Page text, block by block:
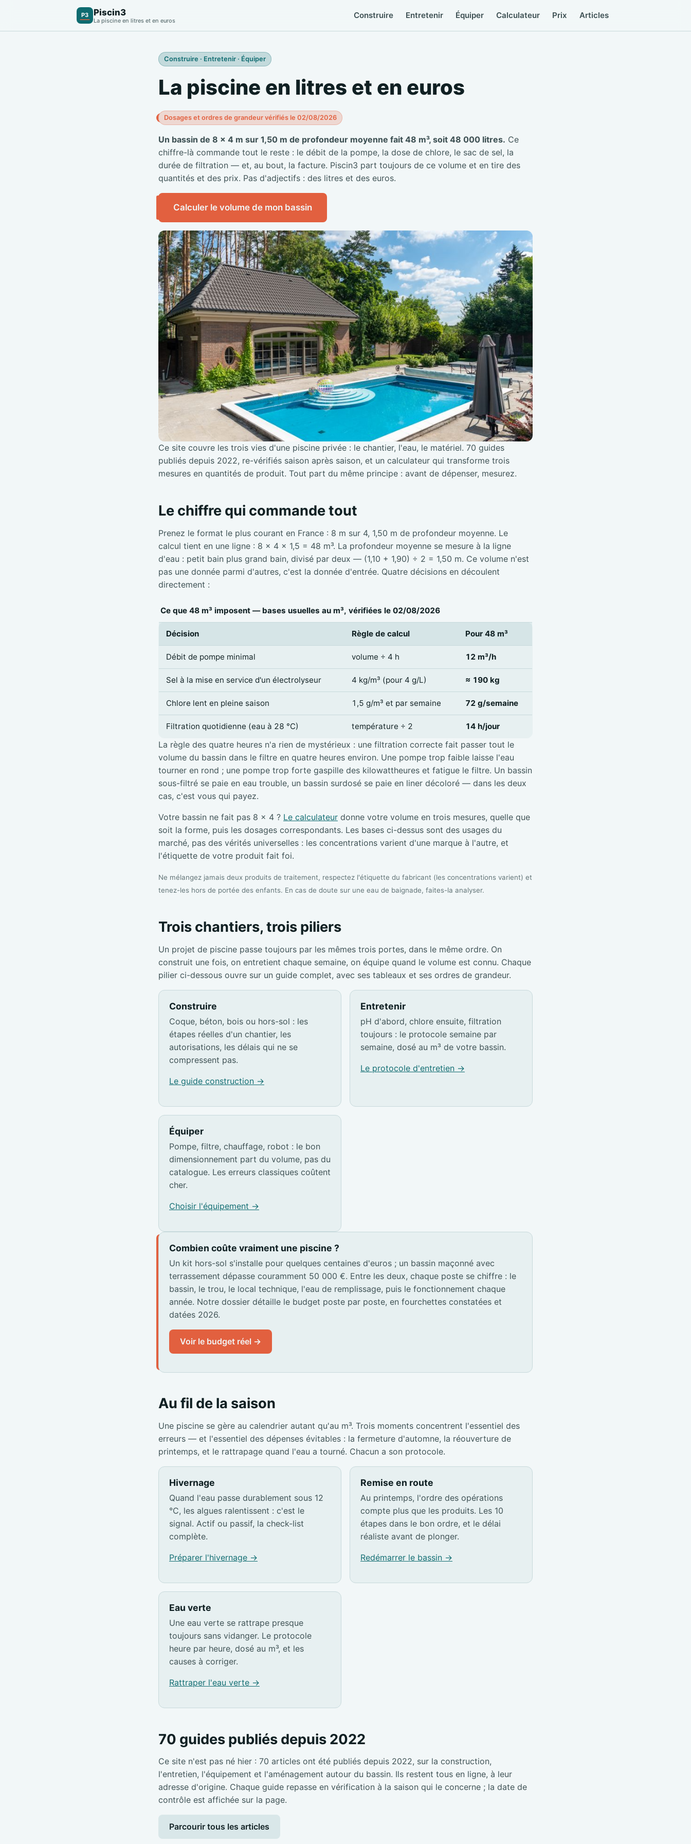
P3 Piscin3
La piscine en litres et en euros
Construire Entretenir Équiper Calculateur Prix Articles
Construire · Entretenir · Équiper
La piscine en litres et en euros
Dosages et ordres de grandeur vérifiés le 02/08/2026
Un bassin de 8 × 4 m sur 1,50 m de profondeur moyenne fait 48 m³, soit 48 000 litres. Ce
chiffre-là commande tout le reste : le débit de la pompe, la dose de chlore, le sac de sel, la
durée de filtration — et, au bout, la facture. Piscin3 part toujours de ce volume et en tire des
quantités et des prix. Pas d'adjectifs : des litres et des euros.
Calculer le volume de mon bassin
Ce site couvre les trois vies d'une piscine privée : le chantier, l'eau, le matériel. 70 guides
publiés depuis 2022, re-vérifiés saison après saison, et un calculateur qui transforme trois
mesures en quantités de produit. Tout part du même principe : avant de dépenser, mesurez.
Le chiffre qui commande tout
Prenez le format le plus courant en France : 8 m sur 4, 1,50 m de profondeur moyenne. Le
calcul tient en une ligne : 8 × 4 × 1,5 = 48 m³. La profondeur moyenne se mesure à la ligne
d'eau : petit bain plus grand bain, divisé par deux — (1,10 + 1,90) ÷ 2 = 1,50 m. Ce volume n'est
pas une donnée parmi d'autres, c'est la donnée d'entrée. Quatre décisions en découlent
directement :
Ce que 48 m³ imposent — bases usuelles au m³, vérifiées le 02/08/2026
Décision Règle de calcul Pour 48 m³
Débit de pompe minimal volume ÷ 4 h 12 m³/h
Sel à la mise en service d'un électrolyseur 4 kg/m³ (pour 4 g/L) ≈ 190 kg
Chlore lent en pleine saison 1,5 g/m³ et par semaine 72 g/semaine
Filtration quotidienne (eau à 28 °C) température ÷ 2 14 h/jour
La règle des quatre heures n'a rien de mystérieux : une filtration correcte fait passer tout le
volume du bassin dans le filtre en quatre heures environ. Une pompe trop faible laisse l'eau
tourner en rond ; une pompe trop forte gaspille des kilowattheures et fatigue le filtre. Un bassin
sous-filtré se paie en eau trouble, un bassin surdosé se paie en liner décoloré — dans les deux
cas, c'est vous qui payez.
Votre bassin ne fait pas 8 × 4 ? Le calculateur donne votre volume en trois mesures, quelle que
soit la forme, puis les dosages correspondants. Les bases ci-dessus sont des usages du
marché, pas des vérités universelles : les concentrations varient d'une marque à l'autre, et
l'étiquette de votre produit fait foi.
Ne mélangez jamais deux produits de traitement, respectez l'étiquette du fabricant (les concentrations varient) et
tenez-les hors de portée des enfants. En cas de doute sur une eau de baignade, faites-la analyser.
Trois chantiers, trois piliers
Un projet de piscine passe toujours par les mêmes trois portes, dans le même ordre. On
construit une fois, on entretient chaque semaine, on équipe quand le volume est connu. Chaque
pilier ci-dessous ouvre sur un guide complet, avec ses tableaux et ses ordres de grandeur.
Construire
Coque, béton, bois ou hors-sol : les
étapes réelles d'un chantier, les
autorisations, les délais qui ne se
compressent pas.
Le guide construction →
Entretenir
pH d'abord, chlore ensuite, filtration
toujours : le protocole semaine par
semaine, dosé au m³ de votre bassin.
Le protocole d'entretien →
Équiper
Pompe, filtre, chauffage, robot : le bon
dimensionnement part du volume, pas du
catalogue. Les erreurs classiques coûtent
cher.
Choisir l'équipement →
Combien coûte vraiment une piscine ?
Un kit hors-sol s'installe pour quelques centaines d'euros ; un bassin maçonné avec
terrassement dépasse couramment 50 000 €. Entre les deux, chaque poste se chiffre : le
bassin, le trou, le local technique, l'eau de remplissage, puis le fonctionnement chaque
année. Notre dossier détaille le budget poste par poste, en fourchettes constatées et
datées 2026.
Voir le budget réel →
Au fil de la saison
Une piscine se gère au calendrier autant qu'au m³. Trois moments concentrent l'essentiel des
erreurs — et l'essentiel des dépenses évitables : la fermeture d'automne, la réouverture de
printemps, et le rattrapage quand l'eau a tourné. Chacun a son protocole.
Hivernage
Quand l'eau passe durablement sous 12
°C, les algues ralentissent : c'est le
signal. Actif ou passif, la check-list
complète.
Préparer l'hivernage →
Remise en route
Au printemps, l'ordre des opérations
compte plus que les produits. Les 10
étapes dans le bon ordre, et le délai
réaliste avant de plonger.
Redémarrer le bassin →
Eau verte
Une eau verte se rattrape presque
toujours sans vidanger. Le protocole
heure par heure, dosé au m³, et les
causes à corriger.
Rattraper l'eau verte →
70 guides publiés depuis 2022
Ce site n'est pas né hier : 70 articles ont été publiés depuis 2022, sur la construction,
l'entretien, l'équipement et l'aménagement autour du bassin. Ils restent tous en ligne, à leur
adresse d'origine. Chaque guide repasse en vérification à la saison qui le concerne ; la date de
contrôle est affichée sur la page.
Parcourir tous les articles